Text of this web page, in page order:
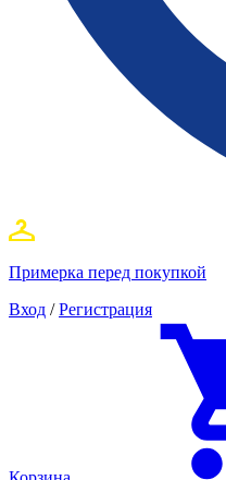
Примерка перед покупкой
Вход / Регистрация